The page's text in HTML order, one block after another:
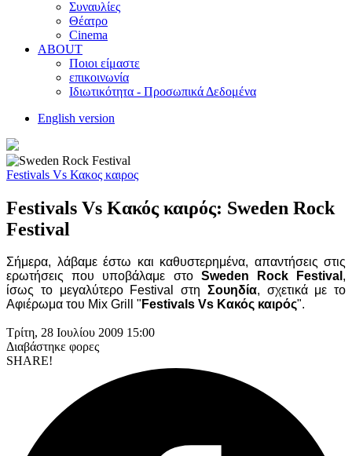
Συναυλίες
Θέατρο
Cinema
ABOUT
Ποιοι είμαστε
επικοινωνία
Ιδιωτικότητα - Προσωπικά Δεδομένα
English version
Festivals Vs Κακος καιρος
Festivals Vs Κακός καιρός: Sweden Rock
Festival
Σήμερα, λάβαμε έστω και καθυστερημένα, απαντήσεις στις
ερωτήσεις που υποβάλαμε στο Sweden Rock Festival ,
ίσως το μεγαλύτερο Festival στη Σουηδία, σχετικά με το
Αφιέρωμα του Mix Grill " Festivals Vs Κακός καιρός".
Τρίτη, 28 Ιουλίου 2009 15:00
Διαβάστηκε φορες
SHARE!